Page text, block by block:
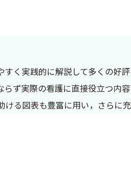
く実践的に解説して多くの好
ず実際の看護に直接役立つ内
る図表も豊富に用い，さらに充